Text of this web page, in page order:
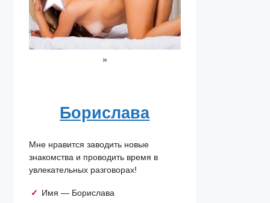
»
Борислава
Мне нравится заводить новые
знакомства и проводить время в
увлекательных разговорах!
Имя — Борислава